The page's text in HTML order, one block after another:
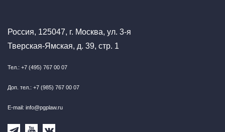
Россия, 125047, г. Москва, ул. 3-я
Тверская-Ямская, д. 39, стр. 1
Тел.: +7 (495) 767 00 07
Доп. тел.: +7 (985) 767 00 07
E-mail: info@pgplaw.ru